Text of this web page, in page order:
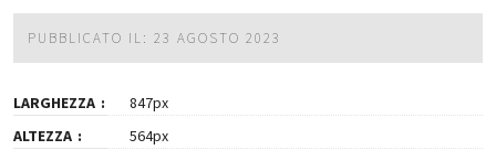
PUBBLICATO IL: 23 AGOSTO 2023
LARGHEZZA
847px
ALTEZZA
564px